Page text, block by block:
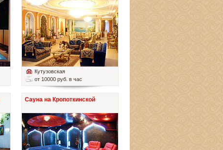
Кутузовская
от 10000 руб. в час
Сауна на Кропоткинской